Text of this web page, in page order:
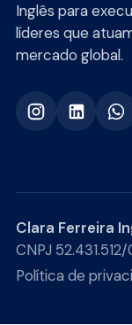
Inglês para
líderes que
mercado global.
Clara Ferreira
CNPJ
Política de